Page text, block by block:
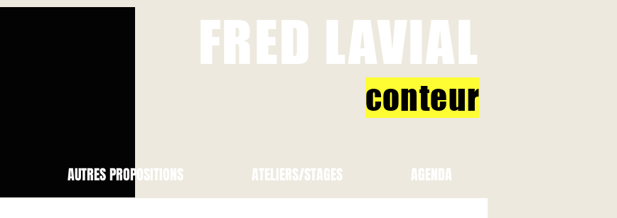
FRED LAVIAL
conteur
AUTRES PROPOSITIONS ATELIERS/STAGES AGENDA